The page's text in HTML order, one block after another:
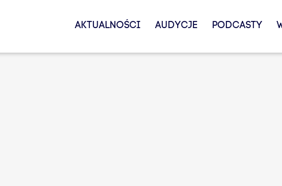
AKTUALNOŚCI AUDYCJE PODCASTY